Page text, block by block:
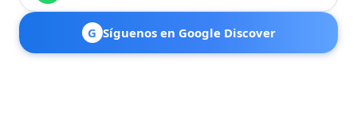
G Síguenos en Google Discover